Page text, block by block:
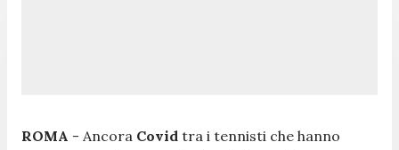
ROMA - Ancora Covid tra i tennisti che hanno